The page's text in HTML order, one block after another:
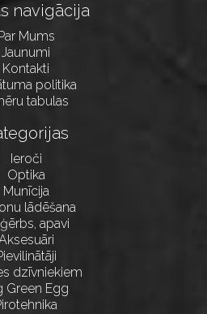
navigācija
Mums
Jaunumi
Kontakti
politika
tabulas
Ieroči
Optika
Munīcija
lādēšana
apavi
dzīvniekiem
Green Egg